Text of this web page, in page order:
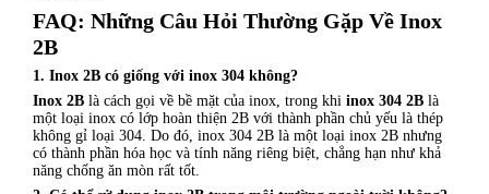
FAQ: Những Câu Hỏi Thường Gặp Về Inox
2B
1. Inox 2B có giống với inox 304 không?
Inox 2B là cách gọi về bề mặt của inox, trong khi inox 304 2B là
một loại inox có lớp hoàn thiện 2B với thành phần chủ yếu là thép
không gỉ loại 304. Do đó, inox 304 2B là một loại inox 2B nhưng
có thành phần hóa học và tính năng riêng biệt, chẳng hạn như khả
năng chống ăn mòn rất tốt.